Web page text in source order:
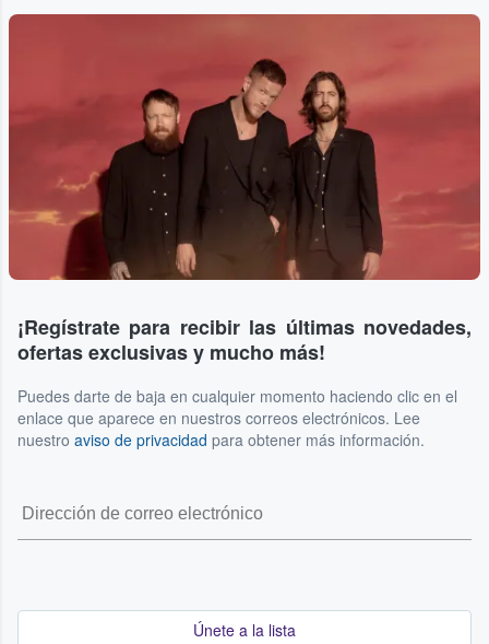
¡Regístrate para recibir las últimas novedades,
ofertas exclusivas y mucho más!
Puedes darte de baja en cualquier momento haciendo clic en el
enlace que aparece en nuestros correos electrónicos. Lee
nuestro aviso de privacidad para obtener más información.
Únete a la lista